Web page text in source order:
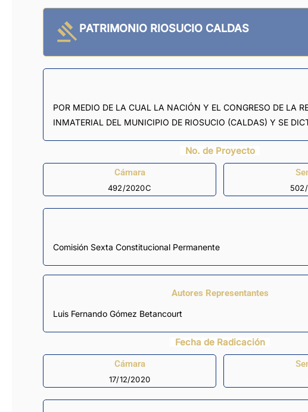
PATRIMONIO RIOSUCIO CALDAS
POR MEDIO DE LA CUAL LA NACIÓN Y EL CONGRESO DE LA
INMATERIAL DEL MUNICIPIO DE RIOSUCIO (CALDAS) Y SE
No. de Proyecto
Cámara
492/2020C
Comisión Sexta Constitucional Permanente
Autores Representantes
Luis Fernando Gómez Betancourt
Fecha de Radicación
Cámara
17/12/2020